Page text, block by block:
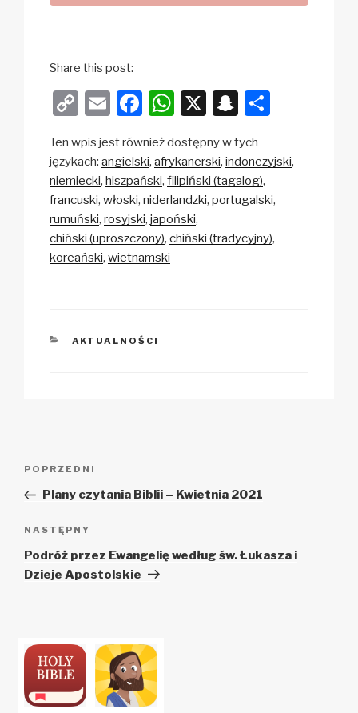
Share this post:
C
p
y
Li
n
k
E
ail
F
c
e
b
o
o
W
at
s
A
p
X
S
a
p
c
h
ar
Ten wpis jest również dostępny w tych
językach: angielski afrykanerski indonezyjski
niemiecki hiszpański filipiński (tagalog)
francuski włoski niderlandzki portugalski
rumuński rosyjski japoński
chiński (uproszczony) chiński (tradycyjny)
koreański wietnamski
KATEGORIE
AKTUALNOŚCI
Poprzedni
wpis
POPRZEDNI
Plany czytania Biblii – Kwietnia 2021
Następny
wpis
NASTĘPNY
Podróż przez Ewangelię według św. Łukasza i
Dzieje Apostolskie